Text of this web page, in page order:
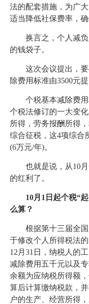
法的配套措施，为广
适当降低社保费率，
换言之，个人减
的钱袋子。
这次会议提出，
除费用标准由3500元
个税基本减除费
个税法修订的一大变
所得，劳务报酬所得
综合征税，这4项综合
(6万元/年)。
也就是说，从10
的红利了。
10月1日起个税“
么算？
根据第十三届全
于修改个人所得税法
12月31日，纳税人的
减除费用五千元以及
余额为应纳税所得额
算后计算缴纳税款，
户的生产、经营所得